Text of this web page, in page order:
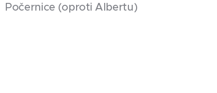
Počernice (oproti Albertu)